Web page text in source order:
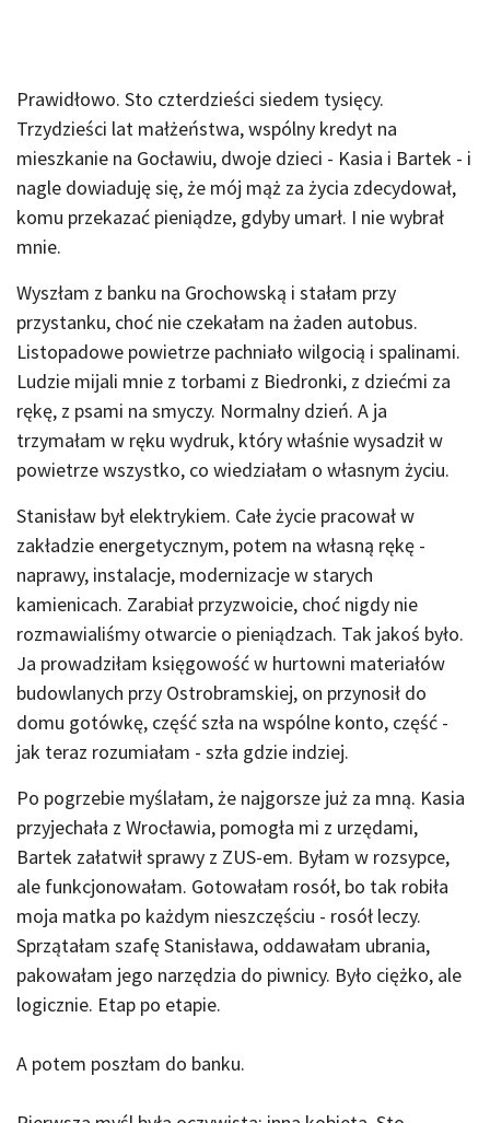
Prawidłowo. Sto czterdzieści siedem tysięcy.
Trzydzieści lat małżeństwa, wspólny kredyt na
mieszkanie na Gocławiu, dwoje dzieci - Kasia i Bartek - i
nagle dowiaduję się, że mój mąż za życia zdecydował,
komu przekazać pieniądze, gdyby umarł. I nie wybrał
mnie.
Wyszłam z banku na Grochowską i stałam przy
przystanku, choć nie czekałam na żaden autobus.
Listopadowe powietrze pachniało wilgocią i spalinami.
Ludzie mijali mnie z torbami z Biedronki, z dziećmi za
rękę, z psami na smyczy. Normalny dzień. A ja
trzymałam w ręku wydruk, który właśnie wysadził w
powietrze wszystko, co wiedziałam o własnym życiu.
Stanisław był elektrykiem. Całe życie pracował w
zakładzie energetycznym, potem na własną rękę -
naprawy, instalacje, modernizacje w starych
kamienicach. Zarabiał przyzwoicie, choć nigdy nie
rozmawialiśmy otwarcie o pieniądzach. Tak jakoś było.
Ja prowadziłam księgowość w hurtowni materiałów
budowlanych przy Ostrobramskiej, on przynosił do
domu gotówkę, część szła na wspólne konto, część -
jak teraz rozumiałam - szła gdzie indziej.
Po pogrzebie myślałam, że najgorsze już za mną. Kasia
przyjechała z Wrocławia, pomogła mi z urzędami,
Bartek załatwił sprawy z ZUS-em. Byłam w rozsypce,
ale funkcjonowałam. Gotowałam rosół, bo tak robiła
moja matka po każdym nieszczęściu - rosół leczy.
Sprzątałam szafę Stanisława, oddawałam ubrania,
pakowałam jego narzędzia do piwnicy. Było ciężko, ale
logicznie. Etap po etapie.
A potem poszłam do banku.